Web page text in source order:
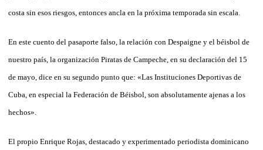
costa sin esos riesgos, entonces ancla en la próxima temporada sin escala.
En este cuento del pasaporte falso, la relación con Despaigne y el béisbol de
nuestro país, la organización Piratas de Campeche, en su declaración del 15
de mayo, dice en su segundo punto que: «Las Instituciones Deportivas de
Cuba, en especial la Federación de Béisbol, son absolutamente ajenas a los
hechos».
El propio Enrique Rojas, destacado y experimentado periodista dominicano